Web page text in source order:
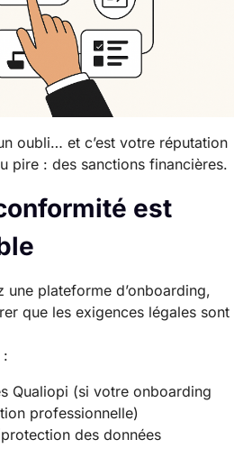
oubli… et c’est votre réputation
pire : des sanctions financières.
est
une plateforme d’onboarding,
que les exigences légales sont
:
Qualiopi (si votre onboarding
professionnelle)
des données